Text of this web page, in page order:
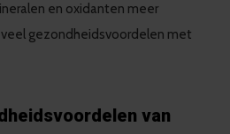
en oxidanten meer
gezondheidsvoordelen met
van